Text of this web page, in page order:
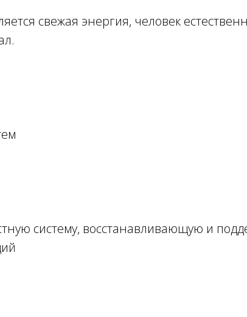
свежая энергия, человек
систему, восстанавливающую и